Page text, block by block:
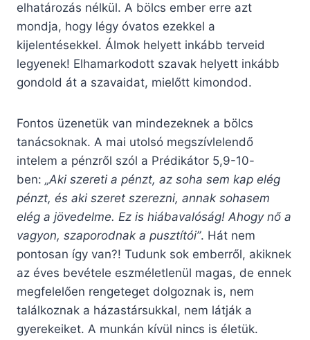
elhatározás nélkül. A bölcs ember erre azt
mondja, hogy légy óvatos ezekkel a
kijelentésekkel. Álmok helyett inkább terveid
legyenek! Elhamarkodott szavak helyett inkább
gondold át a szavaidat, mielőtt kimondod.
Fontos üzenetük van mindezeknek a bölcs
tanácsoknak. A mai utolsó megszívlelendő
intelem a pénzről szól a Prédikátor 5,9-10-
ben: „Aki szereti a pénzt, az soha sem kap elég
pénzt, és aki szeret szerezni, annak sohasem
elég a jövedelme. Ez is hiábavalóság! Ahogy nő a
vagyon, szaporodnak a pusztítói”. Hát nem
pontosan így van?! Tudunk sok emberről, akiknek
az éves bevétele eszméletlenül magas, de ennek
megfelelően rengeteget dolgoznak is, nem
találkoznak a házastársukkal, nem látják a
gyerekeiket. A munkán kívül nincs is életük.